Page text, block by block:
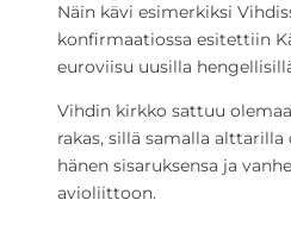
Näin kävi esimerkiksi
konfirmaatiossa esitettiin
euroviisu uusilla
Vihdin kirkko sattuu
rakas, sillä samalla
hänen sisaruksensa ja
avioliittoon.